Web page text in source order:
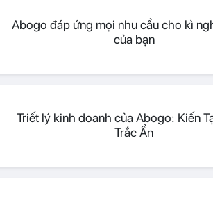
Abogo đáp ứng mọi nhu cầu cho kì
của bạn
Triết lý kinh doanh của Abogo: Kiến
Trắc Ẩn